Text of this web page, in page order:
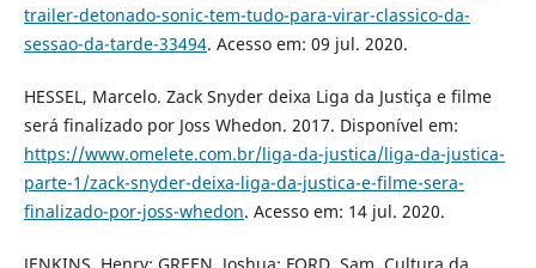
trailer-detonado-sonic-tem-tudo-para-virar-classico-da-
sessao-da-tarde-33494. Acesso em: 09 jul. 2020.
HESSEL, Marcelo. Zack Snyder deixa Liga da Justiça e filme
será finalizado por Joss Whedon. 2017. Disponível em:
https://www.omelete.com.br/liga-da-justica/liga-da-justica-
parte-1/zack-snyder-deixa-liga-da-justica-e-filme-sera-
finalizado-por-joss-whedon. Acesso em: 14 jul. 2020.